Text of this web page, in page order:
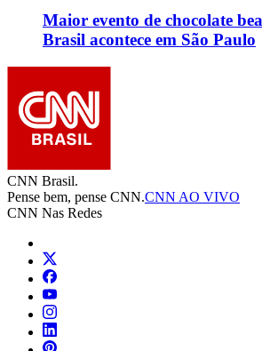
Maior evento de chocolate
Brasil acontece em São Paulo
CNN Brasil.
Pense bem, pense CNN.CNN AO VIVO
CNN Nas Redes